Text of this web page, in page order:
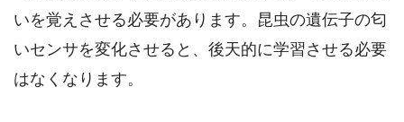
いを覚えさせる必要があります。昆虫の遺伝子の匂
いセンサを変化させると、後天的に学習させる必要
はなくなります。